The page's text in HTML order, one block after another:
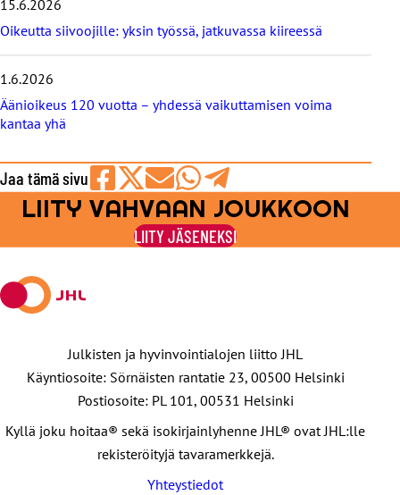
i
t
15.6.2026
Oikeutta siivoojille: yksin työssä, jatkuvassa kiireessä
1.6.2026
Äänioikeus 120 vuotta – yhdessä vaikuttamisen voima
kantaa yhä
Jaa tämä sivu
Jaa
Facebookissa
Jaa
viestipalvelu
X:ssä
Jaa
sähköpostilla
Jaa
WhatsAppilla
Jaa
Telegramilla
LIITY VAHVAAN JOUKKOON
LIITY JÄSENEKSI
Julkisten ja hyvinvointialojen liitto JHL
Käyntiosoite: Sörnäisten rantatie 23, 00500 Helsinki
Postiosoite: PL 101, 00531 Helsinki
Kyllä joku hoitaa® sekä isokirjainlyhenne JHL® ovat JHL:lle
rekisteröityjä tavaramerkkejä.
Yhteystiedot